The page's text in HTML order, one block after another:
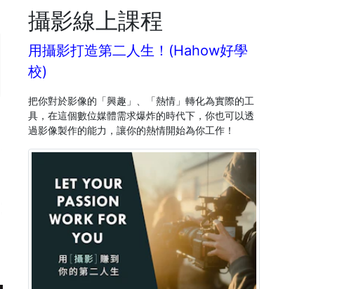
攝影線上課程
用攝影打造第二人生！(Hahow好學
校)
把你對於影像的「興趣」、「熱情」轉化為實際的工
具，在這個數位媒體需求爆炸的時代下，你也可以透
過影像製作的能力，讓你的熱情開始為你工作！